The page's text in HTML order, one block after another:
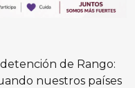
de Rango:
nuestros países